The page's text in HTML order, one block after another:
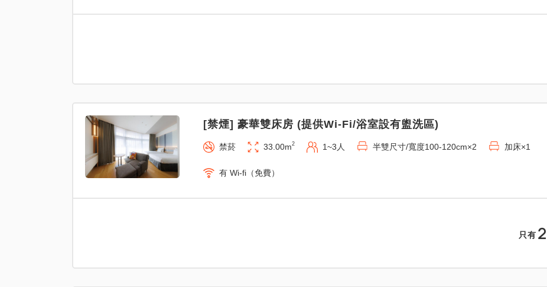
[禁煙] 豪華雙床房 (提供Wi-Fi/浴室設有盥洗區)
禁菸 33.00m2 1~3人 半雙尺寸/寬度100-120cm×2 加床×1
有 Wi-fi（免費）
只有 2